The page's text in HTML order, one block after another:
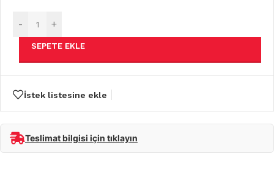
- +
SEPETE EKLE
İstek listesine ekle
Teslimat bilgisi için tıklayın